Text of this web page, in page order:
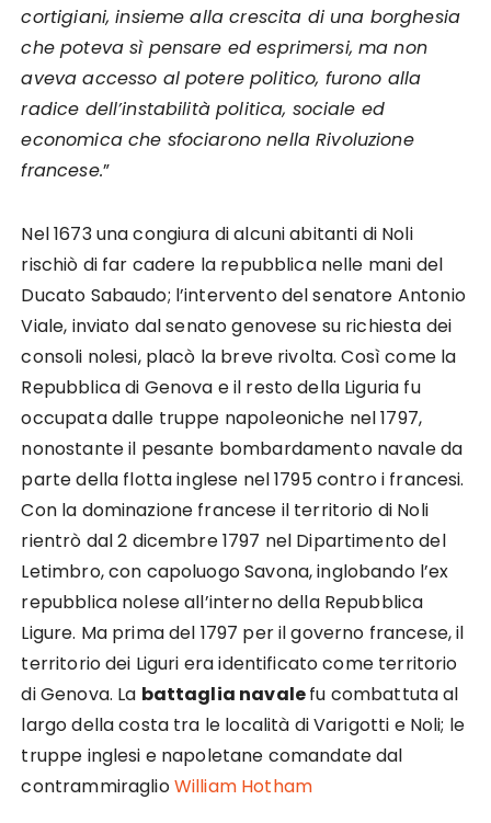
cortigiani, insieme alla crescita di una borghesia
che poteva sì pensare ed esprimersi, ma non
aveva accesso al potere politico, furono alla
radice dell’instabilità politica, sociale ed
economica che sfociarono nella Rivoluzione
francese.”
Nel 1673 una congiura di alcuni abitanti di Noli
rischiò di far cadere la repubblica nelle mani del
Ducato Sabaudo; l’intervento del senatore Antonio
Viale, inviato dal senato genovese su richiesta dei
consoli nolesi, placò la breve rivolta. Così come la
Repubblica di Genova e il resto della Liguria fu
occupata dalle truppe napoleoniche nel 1797,
nonostante il pesante bombardamento navale da
parte della flotta inglese nel 1795 contro i francesi.
Con la dominazione francese il territorio di Noli
rientrò dal 2 dicembre 1797 nel Dipartimento del
Letimbro, con capoluogo Savona, inglobando l’ex
repubblica nolese all’interno della Repubblica
Ligure. Ma prima del 1797 per il governo francese, il
territorio dei Liguri era identificato come territorio
di Genova. La battaglia navalefu combattuta al
largo della costa tra le località di Varigotti e Noli; le
truppe inglesi e napoletane comandate dal
contrammiraglioWilliam Hotham